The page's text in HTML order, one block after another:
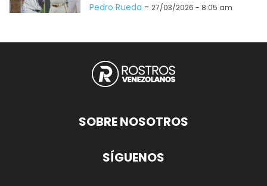
Pedro Rueda - 27/03/2026 - 8:05 am
SOBRE NOSOTROS
SÍGUENOS